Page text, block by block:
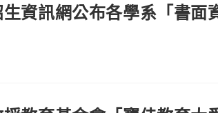
資訊網公布各學系「書